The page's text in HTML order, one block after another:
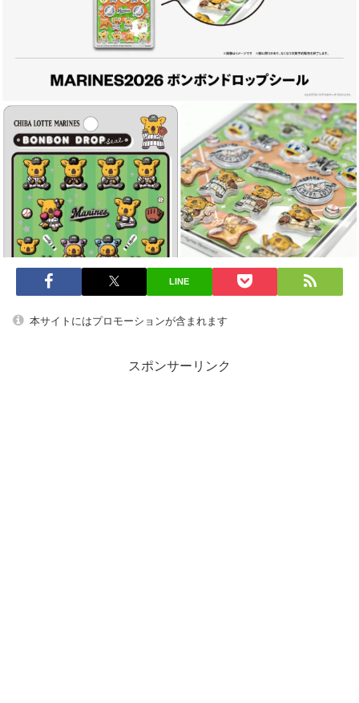
LINE
本サイトにはプロモーションが含まれます
スポンサーリンク